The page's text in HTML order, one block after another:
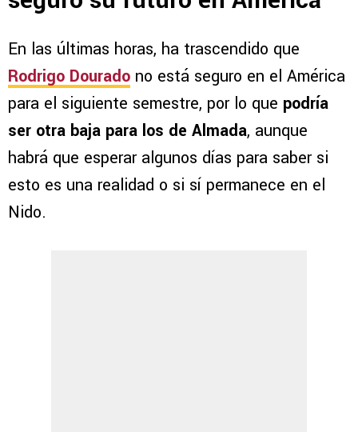
En las últimas horas, ha trascendido que
Rodrigo Dourado no está seguro en el América
para el siguiente semestre, por lo que podría
ser otra baja para los de Almada, aunque
habrá que esperar algunos días para saber si
esto es una realidad o si sí permanece en el
Nido.